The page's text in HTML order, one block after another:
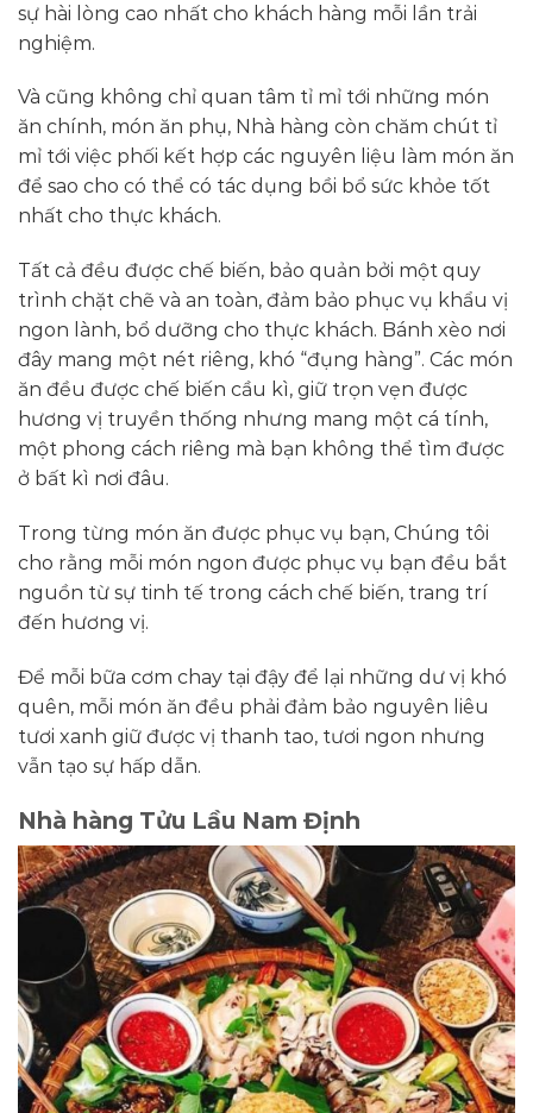
sự hài lòng cao nhất cho khách hàng mỗi lần trải
nghiệm.
Và cũng không chỉ quan tâm tỉ mỉ tới những món
ăn chính, món ăn phụ, Nhà hàng còn chăm chút tỉ
mỉ tới việc phối kết hợp các nguyên liệu làm món ăn
để sao cho có thể có tác dụng bồi bổ sức khỏe tốt
nhất cho thực khách.
Tất cả đều được chế biến, bảo quản bởi một quy
trình chặt chẽ và an toàn, đảm bảo phục vụ khẩu vị
ngon lành, bổ dưỡng cho thực khách. Bánh xèo nơi
đây mang một nét riêng, khó “đụng hàng”. Các món
ăn đều được chế biến cầu kì, giữ trọn vẹn được
hương vị truyền thống nhưng mang một cá tính,
một phong cách riêng mà bạn không thể tìm được
ở bất kì nơi đâu.
Trong từng món ăn được phục vụ bạn, Chúng tôi
cho rằng mỗi món ngon được phục vụ bạn đều bắt
nguồn từ sự tinh tế trong cách chế biến, trang trí
đến hương vị.
Để mỗi bữa cơm chay tại đậy để lại những dư vị khó
quên, mỗi món ăn đều phải đảm bảo nguyên liêu
tươi xanh giữ được vị thanh tao, tươi ngon nhưng
vẫn tạo sự hấp dẫn.
Nhà hàng Tửu Lầu Nam Định